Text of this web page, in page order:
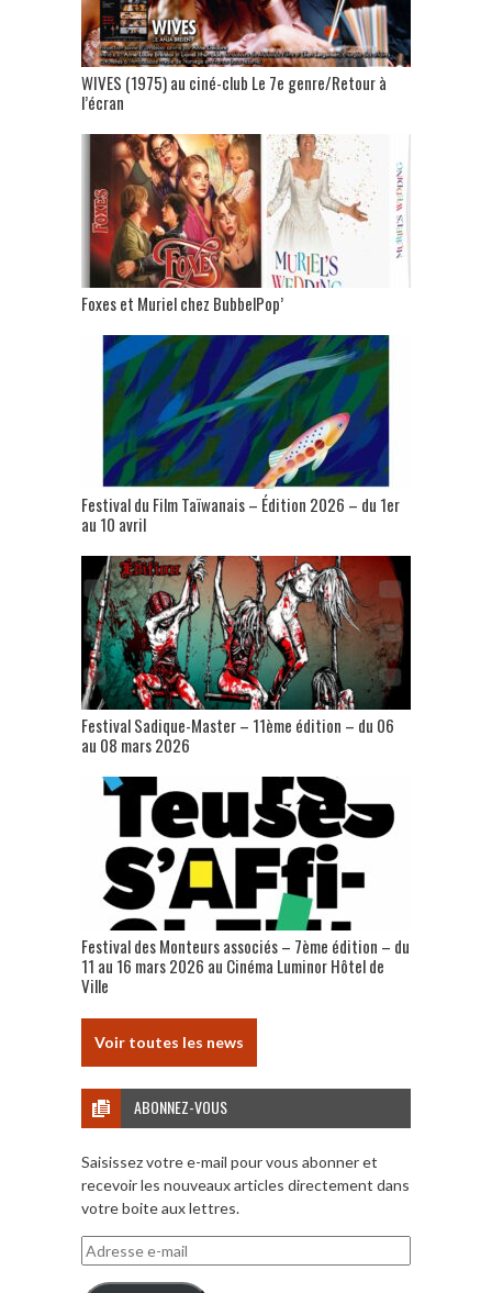
WIVES (1975) au ciné-club Le 7e genre/Retour à
l’écran
Foxes et Muriel chez BubbelPop’
Festival du Film Taïwanais – Édition 2026 – du 1er
au 10 avril
Festival Sadique-Master – 11ème édition – du 06
au 08 mars 2026
Festival des Monteurs associés – 7ème édition – du
11 au 16 mars 2026 au Cinéma Luminor Hôtel de
Ville
Voir toutes les news
ABONNEZ-VOUS
Saisissez votre e-mail pour vous abonner et
recevoir les nouveaux articles directement dans
votre boite aux lettres.
Adresse
e-